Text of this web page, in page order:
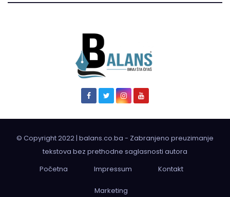
© Copyright 2022 | balans.co.ba - Zabranjeno preuzimanje
tekstova bez prethodne saglasnosti autora
Početna
Impressum Kontakt
Marketing